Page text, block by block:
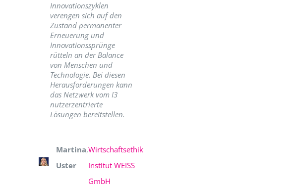
Innovationszyklen
verengen sich auf den
Zustand permanenter
Erneuerung und
Innovationssprünge
rütteln an der Balance
von Menschen und
Technologie. Bei diesen
Herausforderungen kann
das Netzwerk vom I3
nutzerzentrierte
Lösungen bereitstellen.
Martina
Uster
,Wirtschaftsethik
Institut WEISS
GmbH